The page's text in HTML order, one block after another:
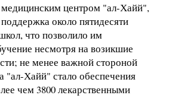
центром "ал-Хайй",
около пятидесяти
что позволило им
несмотря на возикшие
не менее важной стороной
"ал-Хайй" стало обеспечения
чем 3800 лекарственными